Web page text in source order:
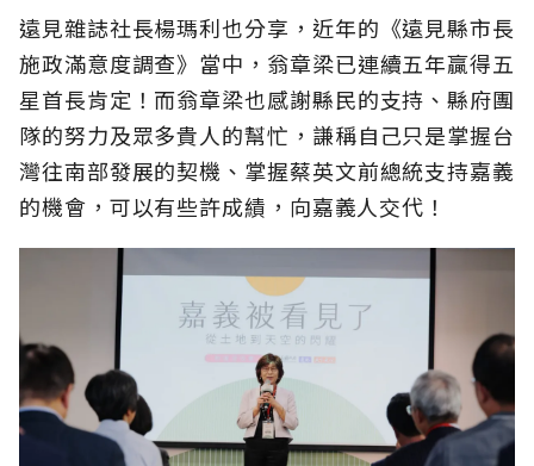
遠見雜誌社長楊瑪利也分享，近年的《遠見縣市長
施政滿意度調查》當中，翁章梁已連續五年贏得五
星首長肯定！而翁章梁也感謝縣民的支持、縣府團
隊的努力及眾多貴人的幫忙，謙稱自己只是掌握台
灣往南部發展的契機、掌握蔡英文前總統支持嘉義
的機會，可以有些許成績，向嘉義人交代！